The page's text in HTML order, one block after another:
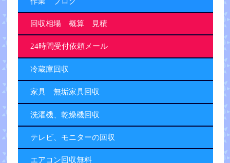
回収相場 概算 見積
24時間受付依頼メール
冷蔵庫回収
家具 無垢家具回収
洗濯機、乾燥機回収
テレビ、モニターの回収
エアコン回収無料